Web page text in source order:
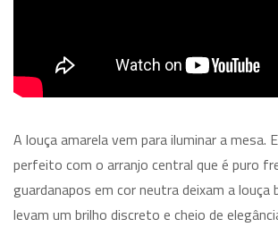
A louça amarela vem para iluminar a mesa.
perfeito com o arranjo central que é puro
guardanapos em cor neutra deixam a louça
levam um brilho discreto e cheio de